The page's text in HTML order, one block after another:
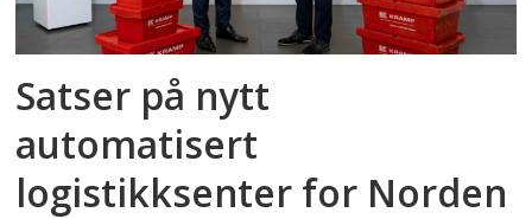
Satser på nytt
automatisert
logistikksenter for Norden